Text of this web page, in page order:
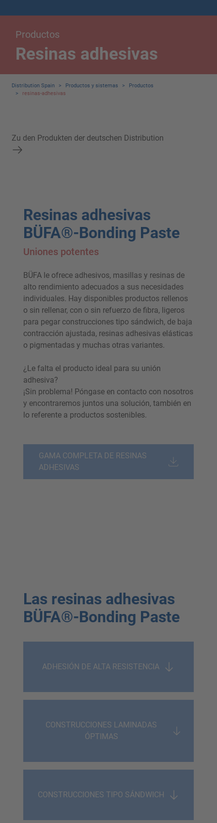
Productos
Resinas adhesivas
Distribution Spain > Productos y sistemas >
Productos
>
resinas-adhesivas
Zu den Produkten der deutschen Distribution
Resinas adhesivas
BÜFA®-Bonding Paste
Uniones potentes
BÜFA le ofrece adhesivos, masillas y resinas de
alto rendimiento adecuados a sus necesidades
individuales. Hay disponibles productos rellenos
o sin rellenar, con o sin refuerzo de fibra, ligeros
para pegar construcciones tipo sándwich, de baja
contracción ajustada, resinas adhesivas elásticas
o pigmentadas y muchas otras variantes.
¿Le falta el producto ideal para su unión
adhesiva?
¡Sin problema! Póngase en contacto con nosotros
y encontraremos juntos una solución, también en
lo referente a productos sostenibles.
GAMA COMPLETA DE RESINAS
ADHESIVAS
Las resinas adhesivas
BÜFA®-Bonding Paste
ADHESIÓN DE ALTA RESISTENCIA
CONSTRUCCIONES LAMINADAS
ÓPTIMAS
CONSTRUCCIONES TIPO SÁNDWICH